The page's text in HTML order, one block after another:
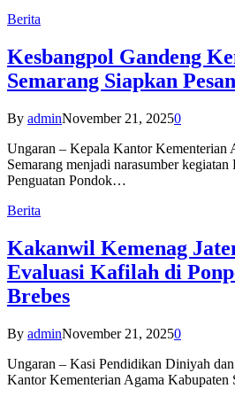
Berita
Kesbangpol Gandeng
Semarang Siapkan
By adminNovember 21, 20250
Ungaran – Kepala Kantor Kementerian
Semarang menjadi narasumber
Penguatan Pondok…
Berita
Kakanwil Kemenag
Evaluasi Kafilah di
Brebes
By adminNovember 21, 20250
Ungaran – Kasi Pendidikan Diniyah dan
Kantor Kementerian Agama